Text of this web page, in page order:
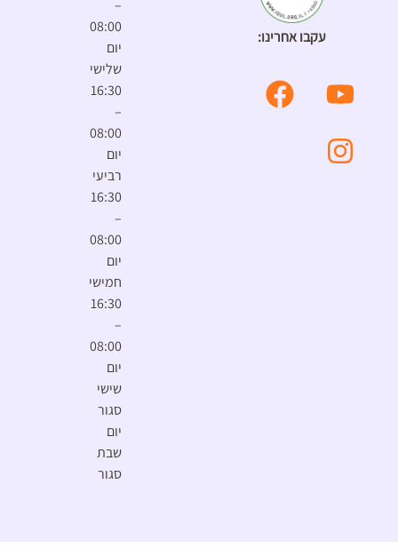
עקבו אחרינו:
08:00
שלישי
16:30
08:00
רביעי
16:30
08:00
חמישי
16:30
08:00
שישי
סגור
שבת
סגור